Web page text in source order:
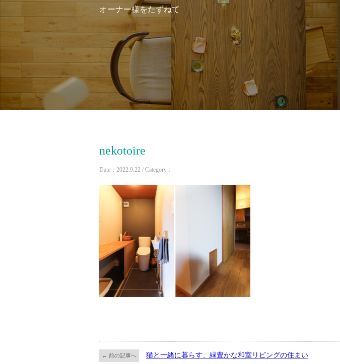
オーナー様をたずねて
nekotoire
Date：2022.9.22 / Category：
← 前の記事へ 猫と一緒に暮らす、緑豊かな和室リビングの住まい